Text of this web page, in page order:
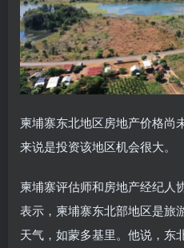
柬埔寨东北地区房地产价格尚
来说是投资该地区机会很大。
柬埔寨评估师和房地产经纪人
表示，柬埔寨东北部地区是旅
天气，如蒙多基里。 他说，东